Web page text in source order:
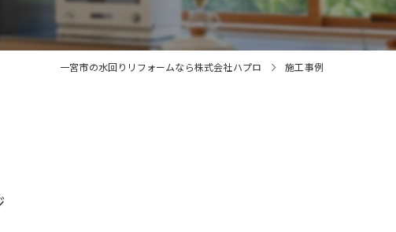
一宮市の水回りリフォームなら株式会社ハプロ 施工事例